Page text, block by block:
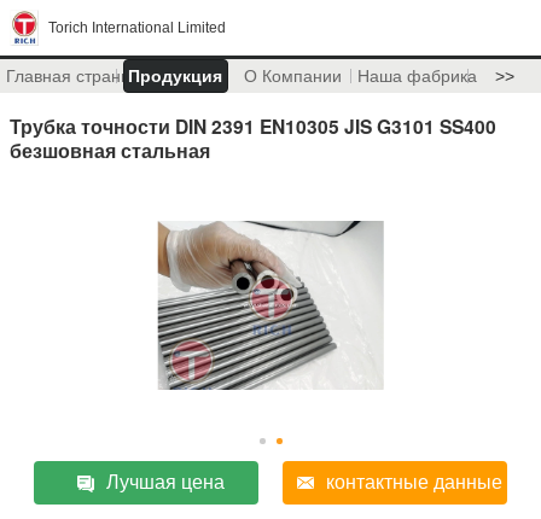
Torich International Limited
Главная страницаПродукция О Компании Наша фабрика >>
Трубка точности DIN 2391 EN10305 JIS G3101 SS400
безшовная стальная
Лучшая цена контактные данные